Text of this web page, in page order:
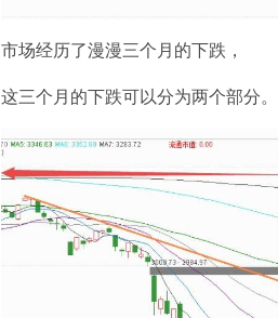
市场经历了漫漫三个月的下跌，
这三个月的下跌可以分为两个部分。